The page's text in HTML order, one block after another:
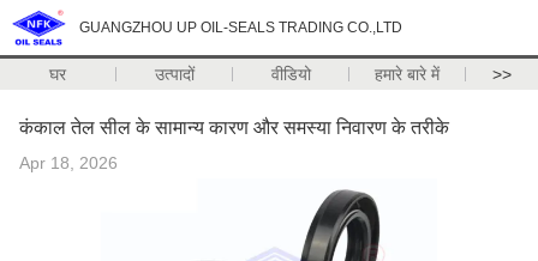
GUANGZHOU UP OIL-SEALS TRADING CO.,LTD
घर उत्पादों वीडियो हमारे बारे में >>
कंकाल तेल सील के सामान्य कारण और समस्या निवारण के तरीके
Apr 18, 2026